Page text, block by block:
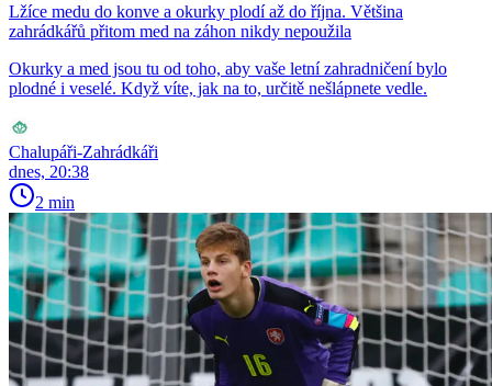
Lžíce medu do konve a okurky plodí až do října. Většina
zahrádkářů přitom med na záhon nikdy nepoužila
Okurky a med jsou tu od toho, aby vaše letní zahradničení bylo
plodné i veselé. Když víte, jak na to, určitě nešlápnete vedle.
Chalupáři-Zahrádkáři
dnes, 20:38
2 min